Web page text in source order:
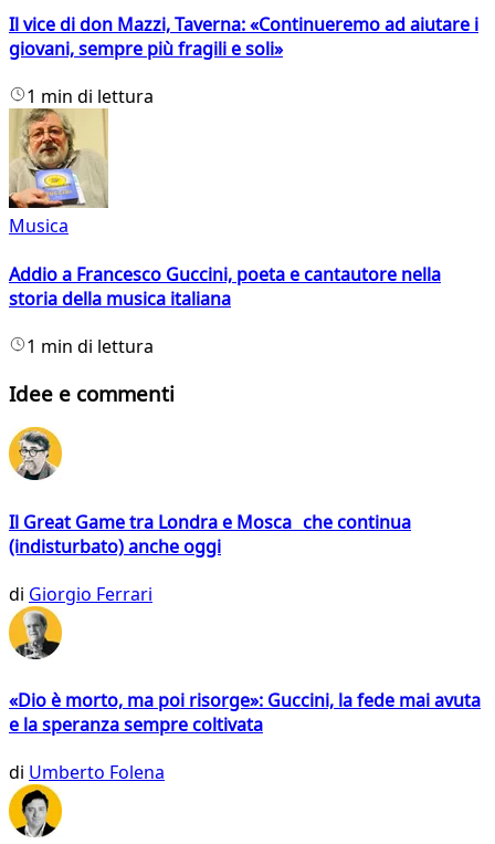
Il vice di don Mazzi, Taverna: «Continueremo ad aiutare i
giovani, sempre più fragili e soli»
1 min di lettura
Musica
Addio a Francesco Guccini, poeta e cantautore nella
storia della musica italiana
1 min di lettura
Idee e commenti
Il Great Game tra Londra e Mosca che continua
(indisturbato) anche oggi
di Giorgio Ferrari
«Dio è morto, ma poi risorge»: Guccini, la fede mai avuta
e la speranza sempre coltivata
di Umberto Folena